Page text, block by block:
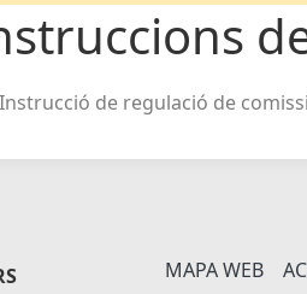
Instrucció de regulació de
MAPA WEB